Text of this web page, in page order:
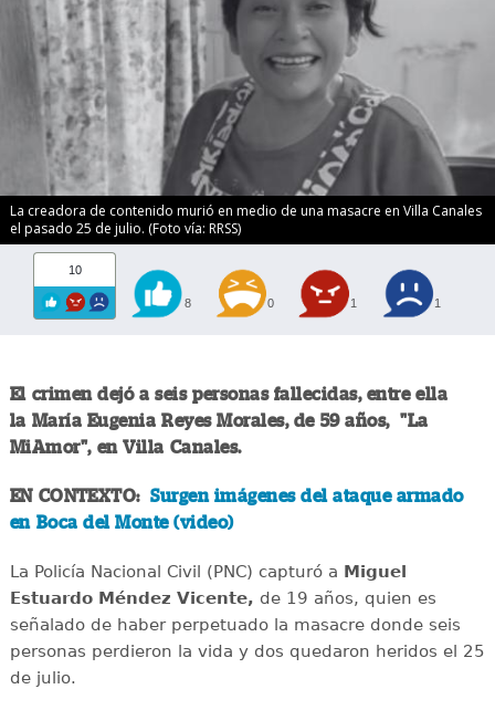
La creadora de contenido murió en medio de una masacre en Villa Canales
el pasado 25 de julio. (Foto vía: RRSS)
10
8 0 1 1
El crimen dejó a seis personas fallecidas, entre ella
la María Eugenia Reyes Morales, de 59 años, "La
MiAmor", en Villa Canales.
EN CONTEXTO:Surgen imágenes del ataque armado
en Boca del Monte (video)
La Policía Nacional Civil (PNC) capturó a Miguel
Estuardo Méndez Vicente, de 19 años, quien es
señalado de haber perpetuado la masacre donde seis
personas perdieron la vida y dos quedaron heridos el 25
de julio.